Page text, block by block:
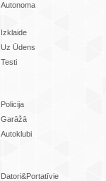
Autonoma
Izklaide
Uz Ūdens
Testi
Policija
Garāžā
Autoklubi
Datori&Portatīvie